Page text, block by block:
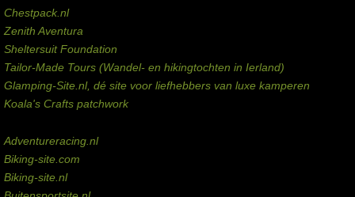
Chestpack.nl
Zenith Aventura
Sheltersuit Foundation
Tailor-Made Tours (Wandel- en hikingtochten in Ierland)
Glamping-Site.nl, dé site voor liefhebbers van luxe kamperen
Koala's Crafts patchwork
Adventureracing.nl
Biking-site.com
Biking-site.nl